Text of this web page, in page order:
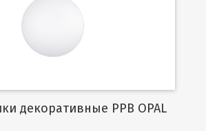
декоративные PPB OPAL